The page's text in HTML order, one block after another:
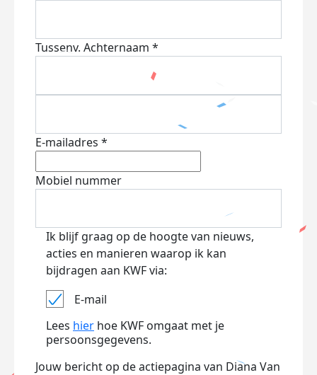
Tussenv. Achternaam *
E-mailadres *
Mobiel nummer
Ik blijf graag op de hoogte van nieuws,
acties en manieren waarop ik kan
bijdragen aan KWF via:
E-mail
Lees hier hoe KWF omgaat met je
persoonsgegevens.
Jouw bericht op de actiepagina van Diana Van